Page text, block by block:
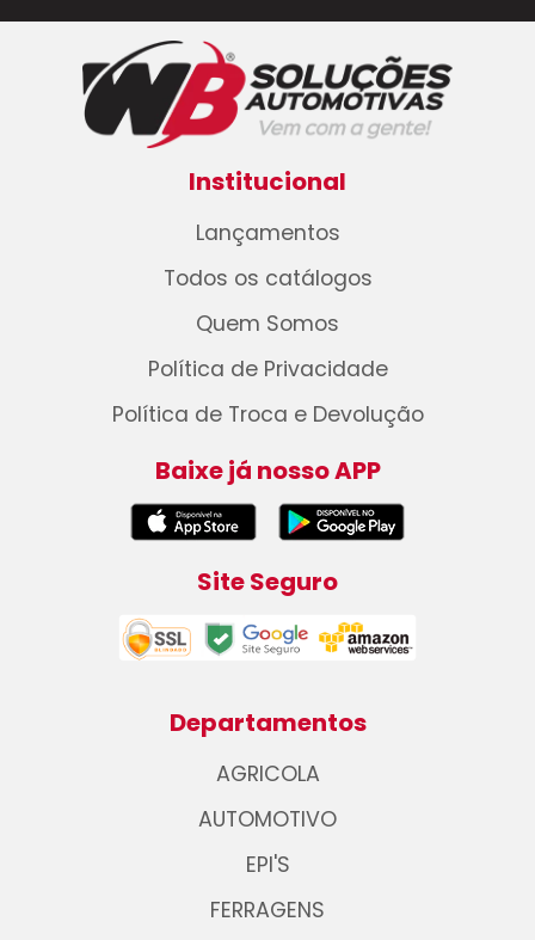
Institucional
Lançamentos
Todos os catálogos
Quem Somos
Política de Privacidade
Política de Troca e Devolução
Baixe já nosso APP
Site Seguro
Departamentos
AGRICOLA
AUTOMOTIVO
EPI'S
FERRAGENS